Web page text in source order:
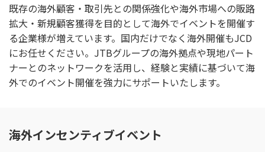
既存の海外顧客・取引先との関係強化や海外市場への販路
拡大・新規顧客獲得を目的として海外でイベントを開催す
る企業様が増えています。国内だけでなく海外開催もJCD
にお任せください。JTBグループの海外拠点や現地パート
ナーとのネットワークを活用し、経験と実績に基づいて海
外でのイベント開催を強力にサポートいたします。
海外インセンティブイベント